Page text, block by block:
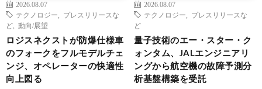
2026.08.07
テクノロジー
プレスリリースな
ど
動向/展望
ロジスネクストが防爆仕様車
のフォークをフルモデルチェ
ンジ、オペレーターの快適性
向上図る
2026.08.07
テクノロジー
プレスリリースな
ど
量子技術のエー・スター・ク
ォンタム、JALエンジニアリ
ングから航空機の故障予測分
析基盤構築を受託